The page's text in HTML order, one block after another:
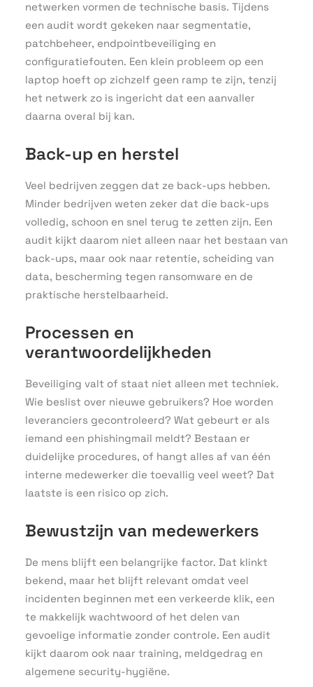
netwerken vormen de technische basis. Tijdens
een audit wordt gekeken naar segmentatie,
patchbeheer, endpointbeveiliging en
configuratiefouten. Een klein probleem op een
laptop hoeft op zichzelf geen ramp te zijn, tenzij
het netwerk zo is ingericht dat een aanvaller
daarna overal bij kan.
Back-up en herstel
Veel bedrijven zeggen dat ze back-ups hebben.
Minder bedrijven weten zeker dat die back-ups
volledig, schoon en snel terug te zetten zijn. Een
audit kijkt daarom niet alleen naar het bestaan van
back-ups, maar ook naar retentie, scheiding van
data, bescherming tegen ransomware en de
praktische herstelbaarheid.
Processen en
verantwoordelijkheden
Beveiliging valt of staat niet alleen met techniek.
Wie beslist over nieuwe gebruikers? Hoe worden
leveranciers gecontroleerd? Wat gebeurt er als
iemand een phishingmail meldt? Bestaan er
duidelijke procedures, of hangt alles af van één
interne medewerker die toevallig veel weet? Dat
laatste is een risico op zich.
Bewustzijn van medewerkers
De mens blijft een belangrijke factor. Dat klinkt
bekend, maar het blijft relevant omdat veel
incidenten beginnen met een verkeerde klik, een
te makkelijk wachtwoord of het delen van
gevoelige informatie zonder controle. Een audit
kijkt daarom ook naar training, meldgedrag en
algemene security-hygiëne.